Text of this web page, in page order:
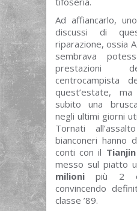
Ad affiancarlo,
discussi di
riparazione, ossia
sembrava
prestazioni
centrocampista
quest’estate,
subito una
negli ultimi giorni
Tornati
bianconeri hanno
conti con il
messo sul piatto
milionipiù 2 di
convincendo
classe ’89.